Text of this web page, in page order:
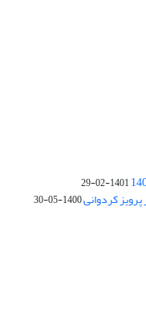
1401-02-29
کردوانی1400-05-30